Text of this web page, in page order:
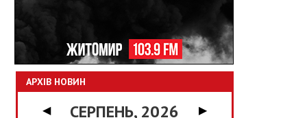
АРХІВ НОВИН
◀ СЕРПЕНЬ, 2026
▶